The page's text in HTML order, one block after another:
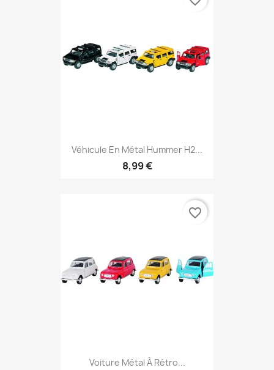
Véhicule En Métal Hummer H2...
8,99 €
Voiture Métal À Rétro...
favorite_border